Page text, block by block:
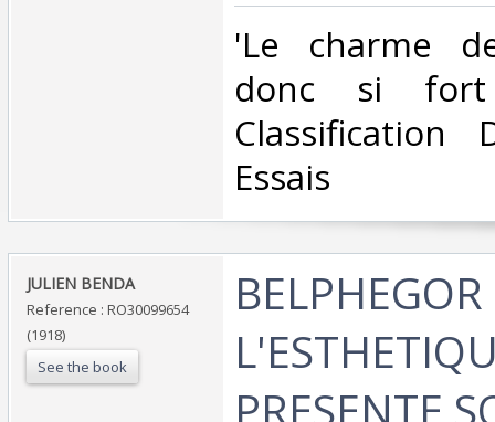
‎'Le charme
donc si fort
Classification
Essais‎
‎JULIEN BENDA‎
Reference : RO30099654
(1918)
See the book
PRESENTE